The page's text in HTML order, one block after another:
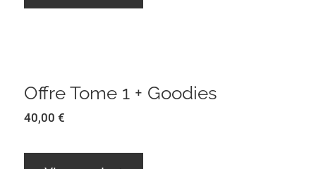
Offre Tome 1 + Goodies
40,00€